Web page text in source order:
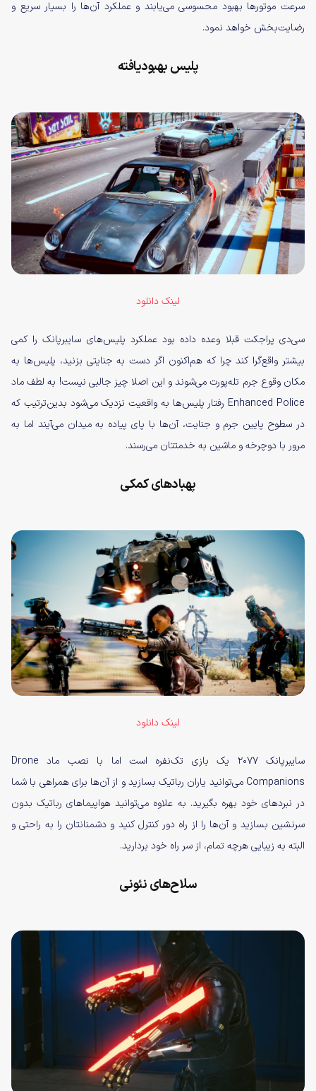
سرعت موتورها بهبود محسوسی می‌یابند و عملکرد آن‌ها را بسیار سریع‌ و
رضایت‌بخش‌ خواهد نمود.
پلیس بهبودیافته
لینک دانلود
سی‌دی‌ پراجکت قبلا وعده داده بود عملکرد پلیس‌های سایبرپانک را کمی
بیشتر واقع‌گرا کند چرا که هم‌اکنون اگر دست به جنایتی بزنید، پلیس‌ها به
مکان وقوع جرم تله‌پورت می‌شوند و این اصلا چیز جالبی نیست! به لطف ماد
Enhanced Police رفتار پلیس‌ها به واقعیت نزدیک می‌شود بدین‌ترتیب که
در سطوح پایین جرم و جنایت، آن‌ها با پای پیاده به میدان می‌آیند اما به
مرور با دوچرخه و ماشین‌ به خدمتتان می‌رسند.
پهبادهای کمکی
لینک دانلود
سایبرپانک ۲۰۷۷ یک بازی تک‌نفره است اما با نصب ماد Drone
Companions می‌توانید یاران رباتیک بسازید و از آن‌ها برای همراهی‌ با شما
در نبردهای خود بهره بگیرید. به علاوه می‌توانید هواپیماهای رباتیک بدون
سرنشین بسازید و آن‌ها را از راه دور کنترل کنید و دشمنانتان را به راحتی و
البته به زیبایی هرچه تمام، از سر راه خود بردارید.
سلاح‌های نئونی